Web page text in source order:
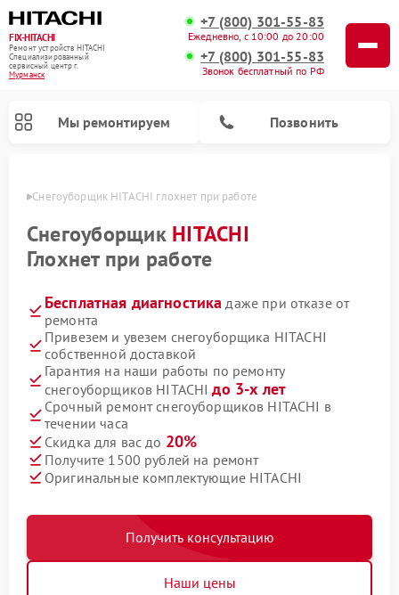
FIX-HITACHI
Ремонт устройств HITACHI
Специализированный
cервисный центр г.
Мурманск
+7 (800) 301-55-83
Ежедневно, с 10:00 до 20:00
+7 (800) 301-55-83
Звонок бесплатный по РФ
Мы ремонтируем Позвонить
Снегоуборщик HITACHI глохнет при работе
Снегоуборщик HITACHI
Глохнет при работе
Бесплатная диагностика даже при отказе от
ремонта
Привезем и увезем снегоуборщика HITACHI
собственной доставкой
Гарантия на наши работы по ремонту
снегоуборщиков HITACHIдо 3-х лет
Срочный ремонт снегоуборщиков HITACHI в
течении часа
Скидка для вас до 20%
Получите 1500 рублей на ремонт
Оригинальные комплектующие HITACHI
Получить консультацию
Наши цены